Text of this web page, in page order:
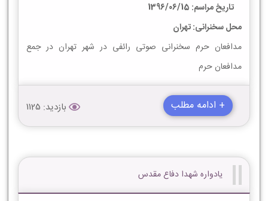
تاریخ مراسم: 1396/06/15
محل سخنرانی: تهران
مدافعان حرم سخنرانی صوتی رائفی در شهر تهران در جمع
مدافعان حرم
+ ادامه مطلب بازدید: 1125
یادواره شهدا دفاع مقدس